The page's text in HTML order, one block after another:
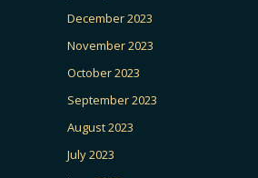
December 2023
November 2023
October 2023
September 2023
August 2023
July 2023